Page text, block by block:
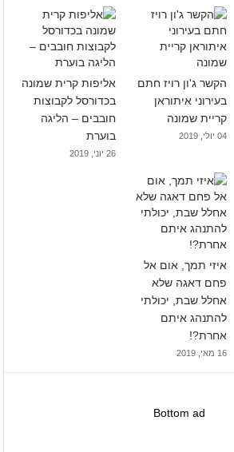
הקשר ג'ון רויז חתם
בעירוני איתוראן
קריית שמונה
04 יולי, 2019
אליפות קרית שמונה
בכדורסל לקבוצות
חובבים – הליגה
בוערת
26 יוני, 2019
איזי תמך, אום אל
פחם דאגה שלא
אחלל שבת, יכולתי
להתנהג איתם
אחרת?!
16 מאי, 2019
Bottom ad